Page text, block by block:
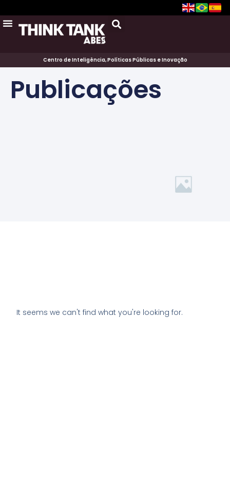
Centro de Inteligência, Políticas Públicas e Inovação
Publicações
It seems we can't find what you're looking for.